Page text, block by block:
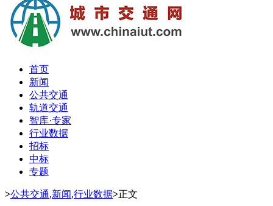
首页
新闻
公共交通
轨道交通
智库·专家
行业数据
招标
中标
专题
>公共交通,新闻,行业数据>正文